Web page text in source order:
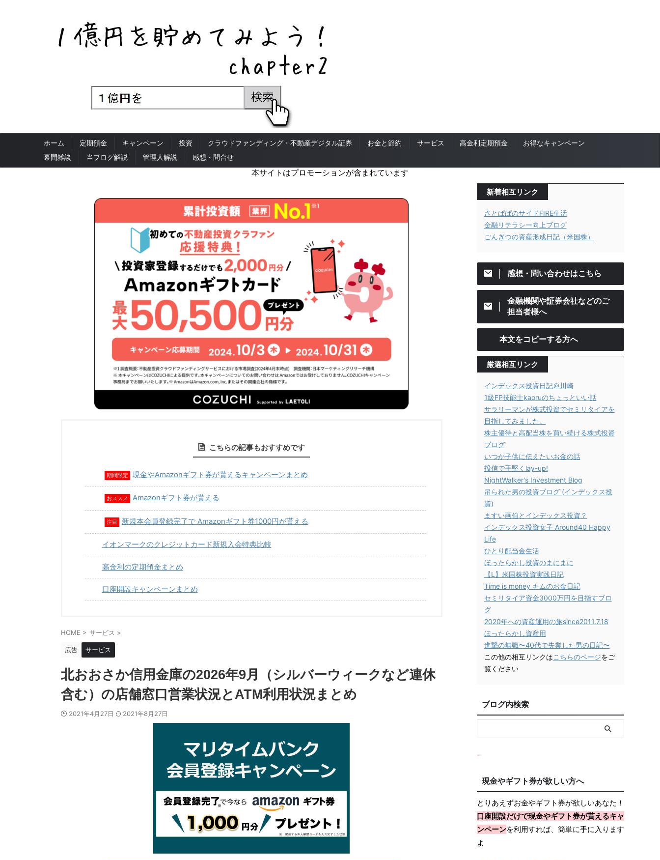
ホーム 定期預金 キャンペーン 投資 クラウドファンディング・不動産デジタル証券 お金と節約 サービス 高金利定期預金
お得なキャンペーン
幕間雑談
当ブログ解説 管理人解説 感想・問合せ
本サイトはプロモーションが含まれています
こちらの記事もおすすめです
期間限定 現金やAmazonギフト券が貰えるキャンペーンまとめ
おススメ Amazonギフト券が貰える
注目 新規本会員登録完了で Amazonギフト券1000円が貰える
イオンマークのクレジットカード新規入会特典比較
高金利の定期預金まとめ
口座開設キャンペーンまとめ
HOME > サービス >
広告 サービス
北おおさか信用金庫の2026年9月（シルバーウィークなど連休
含む）の店舗窓口営業状況とATM利用状況まとめ
2021年4月27日 2021年8月27日
新着相互リンク
さとぱぱのサイドFIRE生活
金融リテラシー向上ブログ
ごんぎつの資産形成日記（米国株）
感想・問い合わせはこちら
金融機関や証券会社などのご
担当者様へ
本文をコピーする方へ
厳選相互リンク
インデックス投資日記＠川崎
1級FP技能士kaoruのちょっといい話
サラリーマンが株式投資でセミリタイアを
目指してみました。
株主優待と高配当株を買い続ける株式投資
ブログ
いつか子供に伝えたいお金の話
投信で手堅くlay-up!
NightWalker's Investment Blog
吊られた男の投資ブログ (インデックス投
資)
ますい画伯とインデックス投資？
インデックス投資女子 Around40 Happy
Life
ひとり配当金生活
ほったらかし投資のまにまに
【L】米国株投資実践日記
Time is money キムのお金日記
セミリタイア資金3000万円を目指すブロ
グ
2020年への資産運用の旅since2011.7.18
ほったらかし資産用
進撃の無職〜40代で失業した男の日記〜
この他の相互リンクはこちらのページをご
覧ください
ブログ内検索
現金やギフト券が欲しい方へ
とりあえずお金やギフト券が欲しいあなた！
口座開設だけで現金やギフト券が貰えるキャ
ンペーンを利用すれば、簡単に手に入ります
よ